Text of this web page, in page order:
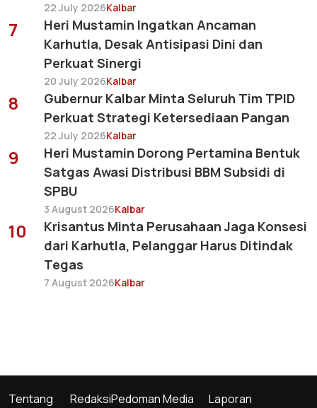
22 July 2026Kalbar
7
Heri Mustamin Ingatkan Ancaman
Karhutla, Desak Antisipasi Dini dan
Perkuat Sinergi
20 July 2026Kalbar
8
Gubernur Kalbar Minta Seluruh Tim TPID
Perkuat Strategi Ketersediaan Pangan
22 July 2026Kalbar
9
Heri Mustamin Dorong Pertamina Bentuk
Satgas Awasi Distribusi BBM Subsidi di
SPBU
3 August 2026Kalbar
10
Krisantus Minta Perusahaan Jaga Konsesi
dari Karhutla, Pelanggar Harus Ditindak
Tegas
7 August 2026Kalbar
Tentang RedaksiPedoman Media Laporan